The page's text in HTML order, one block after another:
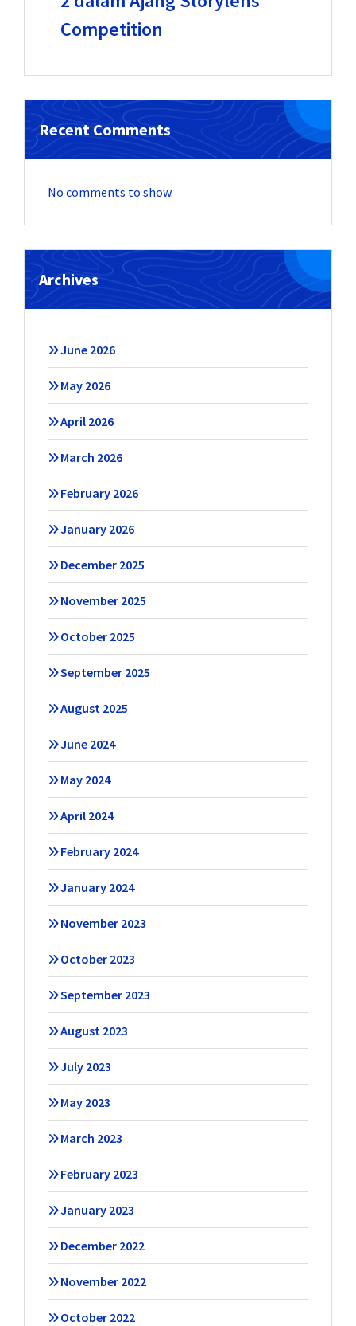
Competition
Recent Comments
No comments to show.
Archives
June 2026
May 2026
April 2026
March 2026
February 2026
January 2026
December 2025
November 2025
October 2025
September 2025
August 2025
June 2024
May 2024
April 2024
February 2024
January 2024
November 2023
October 2023
September 2023
August 2023
July 2023
May 2023
March 2023
February 2023
January 2023
December 2022
November 2022
October 2022